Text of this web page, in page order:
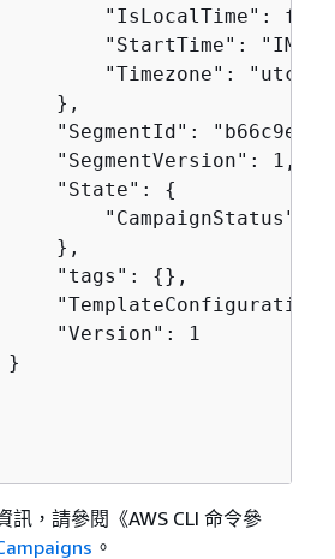
"IsLocalTime":
"StartTime":
"Timezone": "utc"
},
"SegmentId":
"SegmentVersion": 1,
"State":
{
"CampaignStatus":
},
"tags":
{},
"Version": 1
}
訊，請參閱《AWS CLI 命令參
。